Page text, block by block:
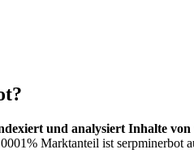
und analysiert Inhalte von
Marktanteil ist serpminerbot